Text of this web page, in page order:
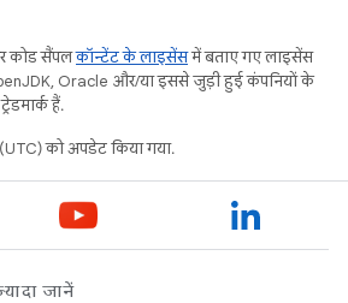
कोड सैंपलकॉन्टेंट के लाइसेंसमें बताए गए लाइसेंस
Oracle और/या इससे जुड़ी हुई कंपनियों के
हैं.
को अपडेट किया गया.
जानें